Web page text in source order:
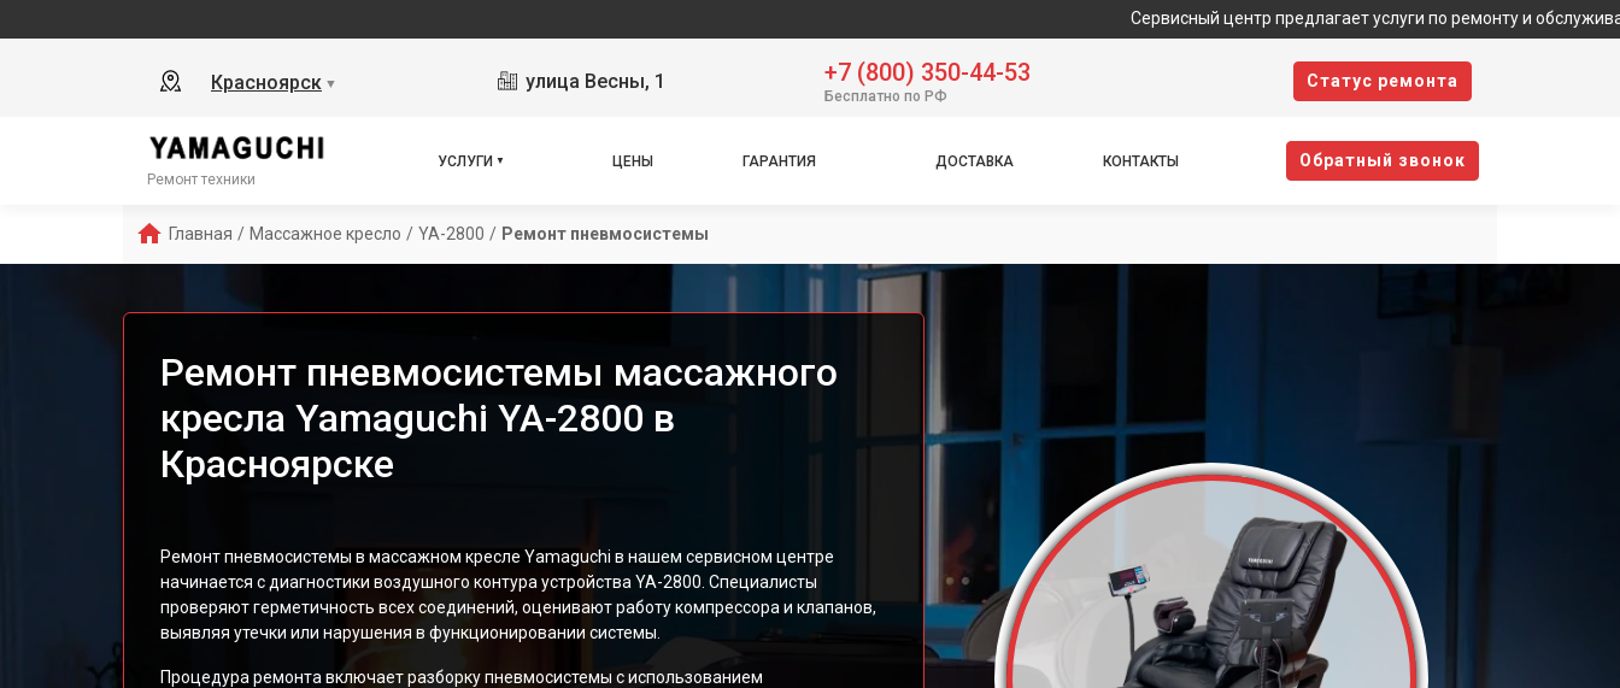
Сервисный центр предлагает услуги по ремонту и обслуживанию
Красноярск ▼ улица Весны, 1 +7 (800) 350-44-53
Бесплатно по РФ
Cтатус ремонта
Ремонт техники
УСЛУГИ ЦЕНЫ ГАРАНТИЯ ДОСТАВКА КОНТАКТЫ Oбратный звонок
Главная / Массажное кресло / YA-2800 / Ремонт пневмосистемы
Ремонт пневмосистемы массажного
кресла Yamaguchi YA-2800 в
Красноярске
Ремонт пневмосистемы в массажном кресле Yamaguchi в нашем сервисном центре
начинается с диагностики воздушного контура устройства YA-2800. Специалисты
проверяют герметичность всех соединений, оценивают работу компрессора и клапанов,
выявляя утечки или нарушения в функционировании системы.
Процедура ремонта включает разборку пневмосистемы с использованием